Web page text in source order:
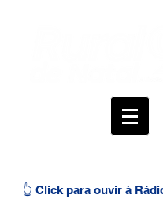
👆 Click para ouvir à